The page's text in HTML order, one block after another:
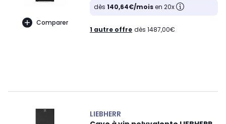
Comparer
dès 140,64€/moisen 20x
1 autre offre dès 1487,00€
LIEBHERR